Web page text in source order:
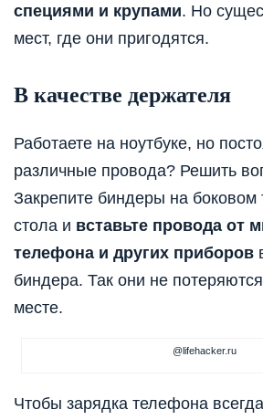
специями и крупами. Но
мест, где они пригодятся.
В качестве держателя
Работаете на ноутбуке, но
различные провода? Решить
Закрепите биндеры на боковом
стола и вставьте провода от
телефона и других приборов
биндера. Так они не
месте.
@lifehacker.ru
Чтобы зарядка телефона